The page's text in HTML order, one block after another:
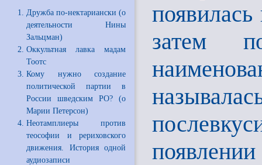
Дружба по-нектариански (о
деятельности Нины
Зальцман)
Оккультная лавка мадам
Тоотс
Кому нужно создание
политической партии в
России шведским РО? (о
Марии Петерсон)
Неотамплиеры против
теософии и рериховского
движения. История одной
аудиозаписи
появилась
затем